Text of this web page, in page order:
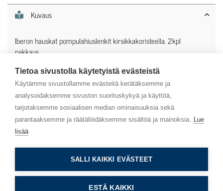
Tietoa sivustolla käytetyistä evästeistä
Käytämme sivustollamme evästeitä kerätäksemme ja
analysoidaksemme sivuston suorituskykyä ja käyttöä,
tarjotaksemme sosiaalisen median ominaisuuksia sekä
parantaaksemme ja räätälöidäksemme sisältöä ja mainoksia. Lue
lisää
SALLI KAIKKI EVÄSTEET
ESTÄ KAIKKI
Kuvaus
Iberon hauskat pompulahiuslenkit kirsikkakoristeella. 2kpl
pakkaus.
Lisätiedot